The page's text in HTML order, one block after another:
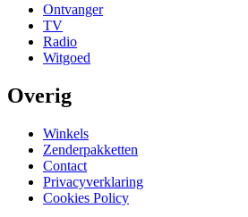
Ontvanger
TV
Radio
Witgoed
Overig
Winkels
Zenderpakketten
Contact
Privacyverklaring
Cookies Policy